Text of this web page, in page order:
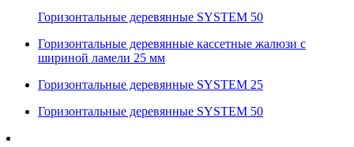
Горизонтальные деревянные SYSTEM 50
Горизонтальные деревянные кассетные жалюзи с
шириной ламели 25 мм
Горизонтальные деревянные SYSTEM 25
Горизонтальные деревянные SYSTEM 50